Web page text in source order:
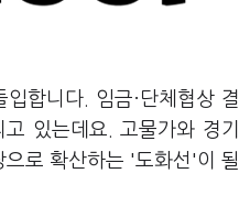
합니다. 임금·단체협상 결
있는데요. 고물가와 경기
로 확산하는 '도화선'이 될